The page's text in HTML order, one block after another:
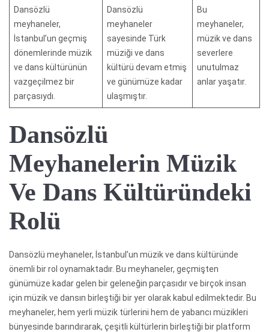
Dansözlü
meyhaneler,
İstanbul’un geçmiş
dönemlerinde müzik
ve dans kültürünün
vazgeçilmez bir
parçasıydı.
Dansözlü
meyhaneler
sayesinde Türk
müziği ve dans
kültürü devam etmiş
ve günümüze kadar
ulaşmıştır.
Bu
meyhaneler,
müzik ve dans
severlere
unutulmaz
anlar yaşatır.
Dansözlü
Meyhanelerin Müzik
Ve Dans Kültüründeki
Rolü
Dansözlü meyhaneler, İstanbul’un müzik ve dans kültüründe
önemli bir rol oynamaktadır. Bu meyhaneler, geçmişten
günümüze kadar gelen bir geleneğin parçasıdır ve birçok insan
için müzik ve dansın birleştiği bir yer olarak kabul edilmektedir. Bu
meyhaneler, hem yerli müzik türlerini hem de yabancı müzikleri
bünyesinde barındırarak, çeşitli kültürlerin birleştiği bir platform